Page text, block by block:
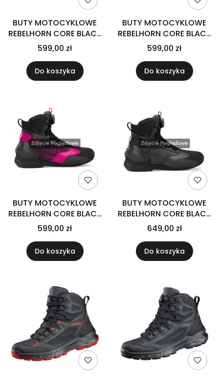
BUTY MOTOCYKLOWE
REBELHORN CORE BLACK
GOLD 35
599,00 zł
Do koszyka
BUTY MOTOCYKLOWE
REBELHORN CORE BLACK
FLUO YELLOW 35
599,00 zł
Do koszyka
BUTY MOTOCYKLOWE
REBELHORN CORE BLACK
PINK 35
599,00 zł
Do koszyka
BUTY MOTOCYKLOWE
REBELHORN CORE BLACK
WODOODPORNE 35
649,00 zł
Do koszyka